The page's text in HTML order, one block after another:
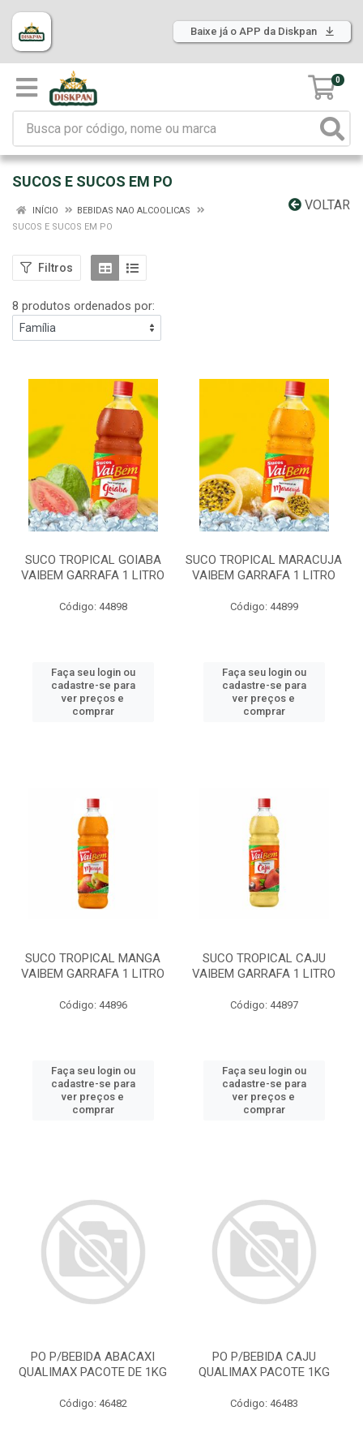
Baixe já o APP da Diskpan
0
SUCOS E SUCOS EM PO
VOLTAR
INÍCIO
BEBIDAS NAO ALCOOLICAS
SUCOS E SUCOS EM PO
Filtros
8 produtos ordenados por:
SUCO TROPICAL GOIABA
VAIBEM GARRAFA 1 LITRO
Código: 44898
Faça seu login ou
cadastre-se para
ver preços e
comprar
SUCO TROPICAL MARACUJA
VAIBEM GARRAFA 1 LITRO
Código: 44899
Faça seu login ou
cadastre-se para
ver preços e
comprar
SUCO TROPICAL MANGA
VAIBEM GARRAFA 1 LITRO
Código: 44896
Faça seu login ou
cadastre-se para
ver preços e
comprar
SUCO TROPICAL CAJU
VAIBEM GARRAFA 1 LITRO
Código: 44897
Faça seu login ou
cadastre-se para
ver preços e
comprar
PO P/BEBIDA ABACAXI
QUALIMAX PACOTE DE 1KG
Código: 46482
PO P/BEBIDA CAJU
QUALIMAX PACOTE 1KG
Código: 46483